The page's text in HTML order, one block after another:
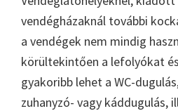
vendégházaknál további
a vendégek nem mindig
körültekintően a lefolyókat
gyakoribb lehet a WC-
zuhanyzó- vagy káddugulás,